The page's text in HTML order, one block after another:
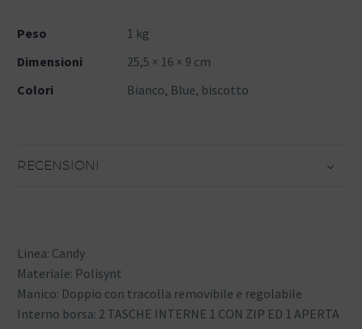
Peso
1 kg
Dimensioni
25,5 × 16 × 9 cm
Colori
Bianco, Blue, biscotto
RECENSIONI
Linea: Candy
Materiale: Polisynt
Manico: Doppio con tracolla removibile e regolabile
Interno borsa: 2 TASCHE INTERNE 1 CON ZIP ED 1 APERTA